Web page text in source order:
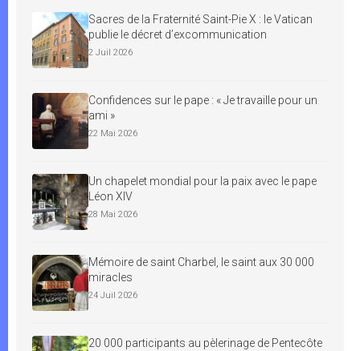
Sacres de la Fraternité Saint-Pie X : le Vatican
publie le décret d’excommunication
2 Juil 2026
Confidences sur le pape : « Je travaille pour un
ami »
22 Mai 2026
Un chapelet mondial pour la paix avec le pape
Léon XIV
28 Mai 2026
Mémoire de saint Charbel, le saint aux 30 000
miracles
24 Juil 2026
20 000 participants au pèlerinage de Pentecôte